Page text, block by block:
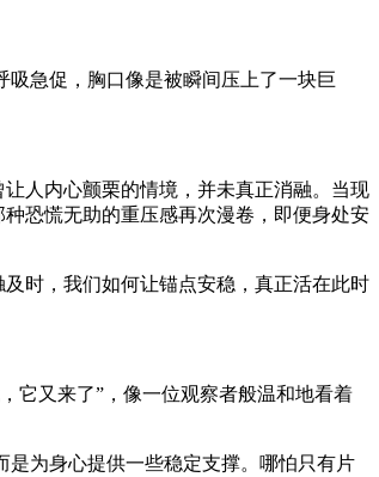
急促，胸口像是被瞬间压上了一块巨
人内心颤栗的情境，并未真正消融。当现
恐慌无助的重压感再次漫卷，即便身处安
时，我们如何让锚点安稳，真正活在此时
它又来了”，像一位观察者般温和地看着
为身心提供一些稳定支撑。哪怕只有片